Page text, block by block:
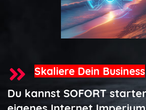
Skaliere Dein Business
Du kannst SOFORT